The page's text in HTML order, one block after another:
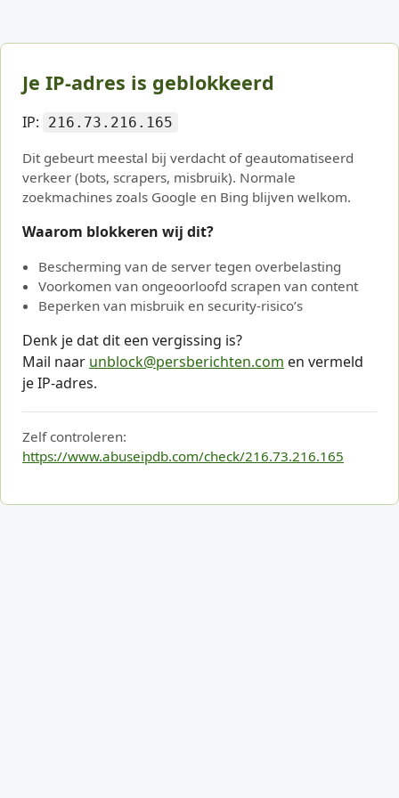
Je IP-adres is geblokkeerd
IP: 216.73.216.165
Dit gebeurt meestal bij verdacht of geautomatiseerd
verkeer (bots, scrapers, misbruik). Normale
zoekmachines zoals Google en Bing blijven welkom.
Waarom blokkeren wij dit?
Bescherming van de server tegen overbelasting
Voorkomen van ongeoorloofd scrapen van content
Beperken van misbruik en security-risico’s
Denk je dat dit een vergissing is?
Mail naar unblock@persberichten.com en vermeld
je IP-adres.
Zelf controleren:
https://www.abuseipdb.com/check/216.73.216.165